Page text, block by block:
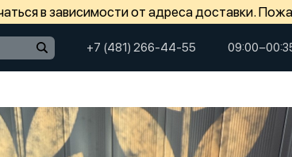
в зависимости от адреса доставки.
+7 (481) 266-44-55